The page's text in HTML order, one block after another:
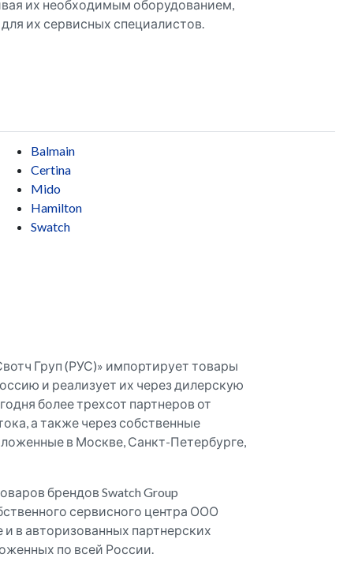
их необходимым оборудованием,
их сервисных специалистов.
Balmain
Certina
Mido
Hamilton
Swatch
Груп (РУС)» импортирует товары
и реализует их через дилерскую
более трехсот партнеров от
а также через собственные
в Москве, Санкт-Петербурге,
брендов Swatch Group
сервисного центра ООО
в авторизованных партнерских
по всей России.